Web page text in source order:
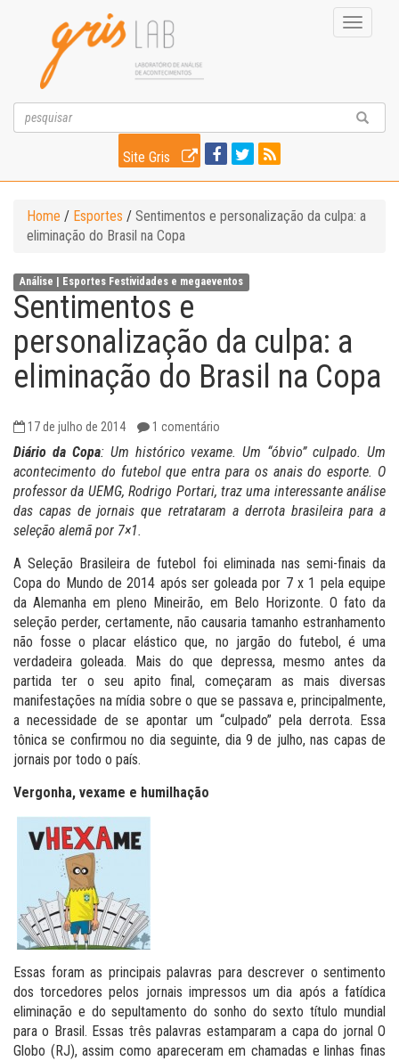
Toggle
Site Gris
Home / Esportes / Sentimentos e personalização da culpa: a
eliminação do Brasil na Copa
Análise | Esportes Festividades e megaeventos
Sentimentos e
personalização da culpa: a
eliminação do Brasil na Copa
17 de julho de 2014 1 comentário
Diário da Copa: Um histórico vexame. Um “óbvio” culpado. Um
acontecimento do futebol que entra para os anais do esporte. O
professor da UEMG, Rodrigo Portari, traz uma interessante análise
das capas de jornais que retrataram a derrota brasileira para a
seleção alemã por 7×1.
A Seleção Brasileira de futebol foi eliminada nas semi-finais da
Copa do Mundo de 2014 após ser goleada por 7 x 1 pela equipe
da Alemanha em pleno Mineirão, em Belo Horizonte. O fato da
seleção perder, certamente, não causaria tamanho estranhamento
não fosse o placar elástico que, no jargão do futebol, é uma
verdadeira goleada. Mais do que depressa, mesmo antes da
partida ter o seu apito final, começaram as mais diversas
manifestações na mídia sobre o que se passava e, principalmente,
a necessidade de se apontar um “culpado” pela derrota. Essa
tônica se confirmou no dia seguinte, dia 9 de julho, nas capas de
jornais por todo o país.
Vergonha, vexame e humilhação
Essas foram as principais palavras para descrever o sentimento
dos torcedores pelos jornais impressos um dia após a fatídica
eliminação e do sepultamento do sonho do sexto título mundial
para o Brasil. Essas três palavras estamparam a capa do jornal O
Globo (RJ), assim como apareceram em chamadas e linhas finas